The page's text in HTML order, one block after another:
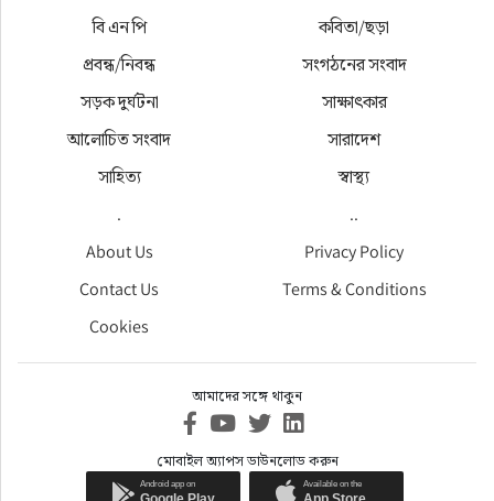
বি এন পি
কবিতা/ছড়া
প্রবন্ধ/নিবন্ধ
সংগঠনের সংবাদ
সড়ক দুর্ঘটনা
সাক্ষাৎকার
আলোচিত সংবাদ
সারাদেশ
সাহিত্য
স্বাস্থ্য
.
..
About Us
Privacy Policy
Contact Us
Terms & Conditions
Cookies
আমাদের সঙ্গে থাকুন
মোবাইল অ্যাপস ডাউনলোড করুন